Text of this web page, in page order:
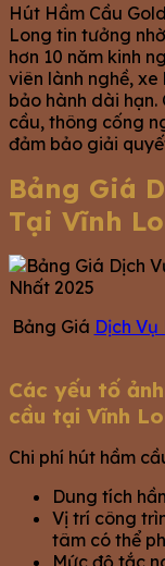
Hút Hầm Cầu
Long tin tưởng
hơn 10 năm kinh
viên lành nghề,
bảo hành dài
cầu, thông cống
đảm bảo giải
Bảng Giá
Tại Vĩnh
Bảng Giá Dịch
Các yếu tố
cầu tại Vĩnh
Chi phí hút hầm
Dung tích
Vị trí công
tâm có thể
Mức độ tắc